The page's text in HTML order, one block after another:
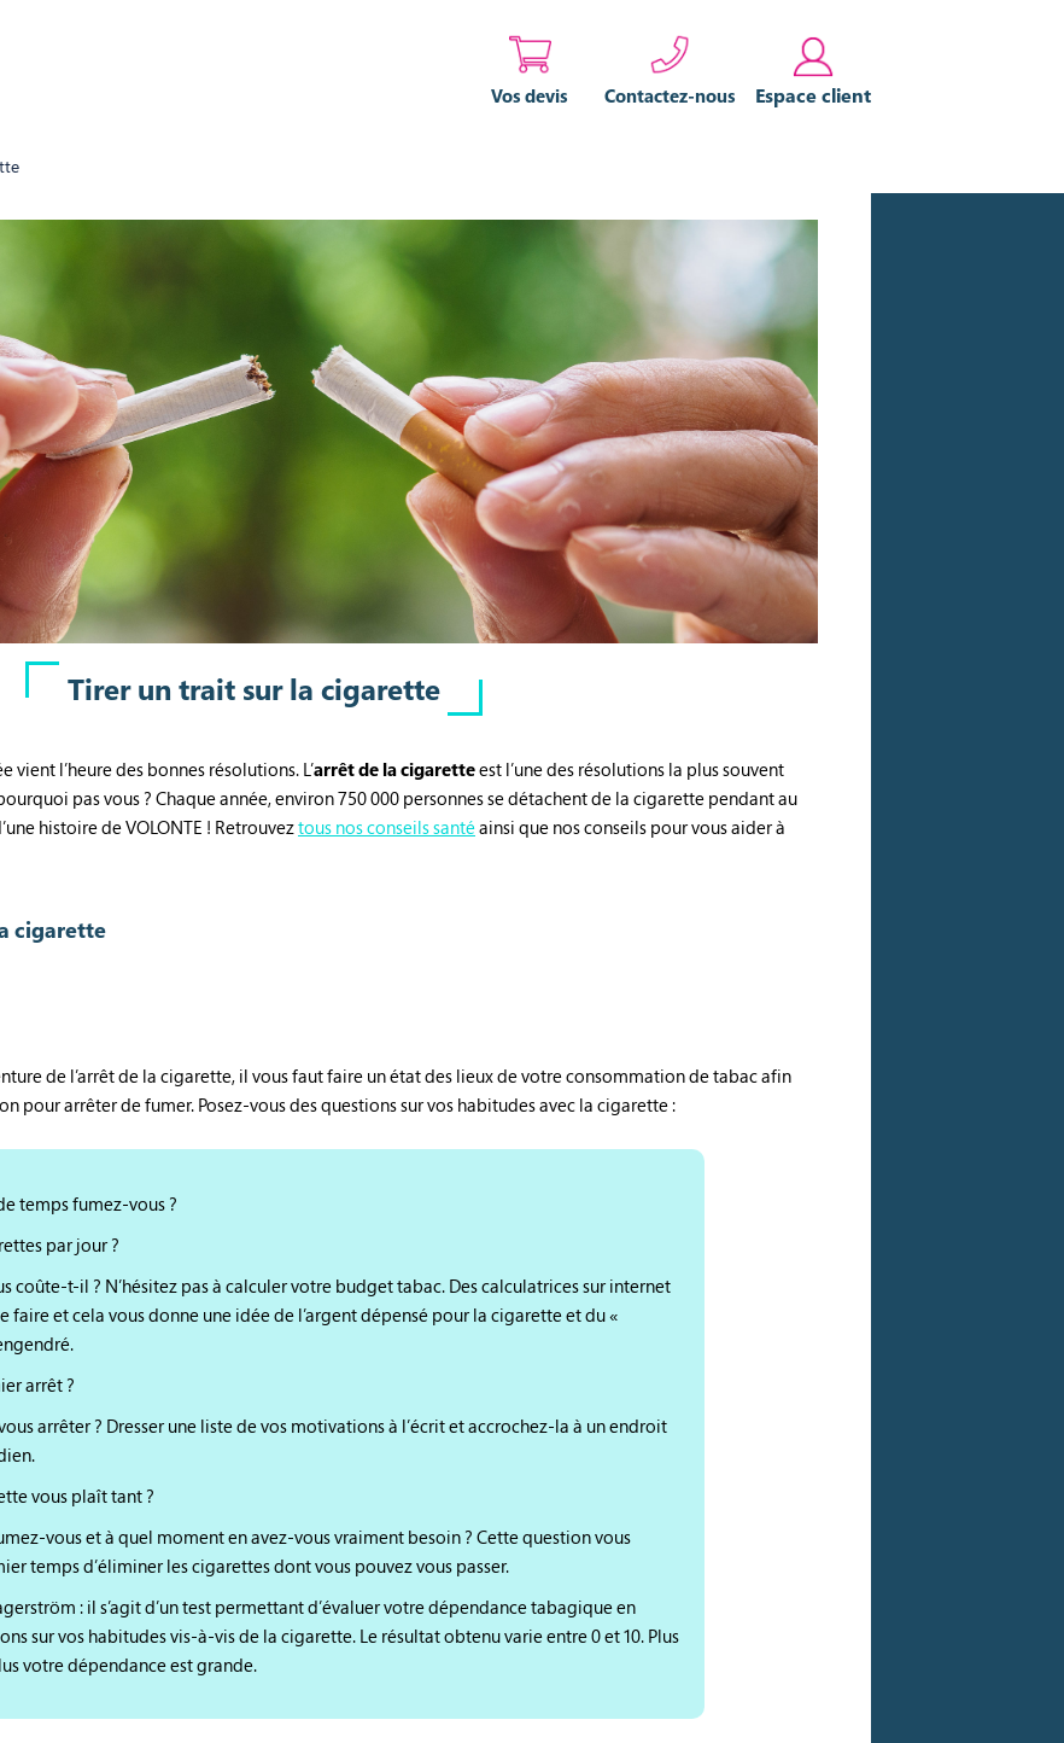
Vos devis Contactez-nous Espace client
Tirer un trait sur la cigarette
vient l’heure des bonnes résolutions. L’arrêt de la cigaretteest l’une des résolutions la plus souvent
pas vous ? Chaque année, environ 750 000 personnes se détachent de la cigarette pendant au
histoire de VOLONTE ! Retrouveztous nos conseils santéainsi que nos conseils pour vous aider à
cigarette
de l’arrêt de la cigarette, il vous faut faire un état des lieux de votre consommation de tabac afin
pour arrêter de fumer. Posez-vous des questions sur vos habitudes avec la cigarette :
temps fumez-vous ?
par jour ?
coûte-t-il ? N’hésitez pas à calculer votre budget tabac. Des calculatrices sur internet
faire et cela vous donne une idée de l’argent dépensé pour la cigarette et du «
arrêt ?
arrêter ? Dresser une liste de vos motivations à l’écrit et accrochez-la à un endroit
vous plaît tant ?
vous et à quel moment en avez-vous vraiment besoin ? Cette question vous
temps d’éliminer les cigarettes dont vous pouvez vous passer.
: il s’agit d’un test permettant d’évaluer votre dépendance tabagique en
sur vos habitudes vis-à-vis de la cigarette. Le résultat obtenu varie entre 0 et 10. Plus
votre dépendance est grande.